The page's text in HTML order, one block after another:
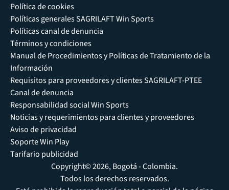
Política de cookies
Políticas generales SAGRILAFT Win Sports
Políticas canal de denuncia
Términos y condiciones
Manual de Procedimientos y Políticas de Tratamiento de la
Información
Requisitos para proveedores y clientes SAGRILAFT-PTEE
Canal de denuncia
Responsabilidad social Win Sports
Noticias y requerimientos para clientes y proveedores
Aviso de privacidad
Soporte Win Play
Tarifario publicidad
Copyright© 2026, Bogotá - Colombia.
Todos los derechos reservados.